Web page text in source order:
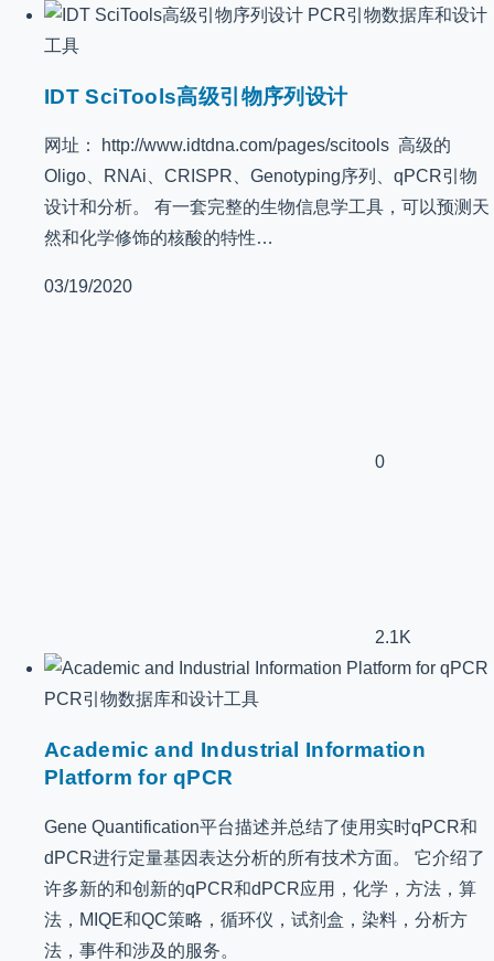
PCR引物数据库和设计
工具
IDT SciTools高级引物序列设计
网址： http://www.idtdna.com/pages/scitools 高级的
Oligo、RNAi、CRISPR、Genotyping序列、qPCR引物
设计和分析。 有一套完整的生物信息学工具，可以预测天
然和化学修饰的核酸的特性…
03/19/2020
0
2.1K
PCR引物数据库和设计工具
Academic and Industrial Information
Platform for qPCR
Gene Quantification平台描述并总结了使用实时qPCR和
dPCR进行定量基因表达分析的所有技术方面。 它介绍了
许多新的和创新的qPCR和dPCR应用，化学，方法，算
法，MIQE和QC策略，循环仪，试剂盒，染料，分析方
法，事件和涉及的服务。